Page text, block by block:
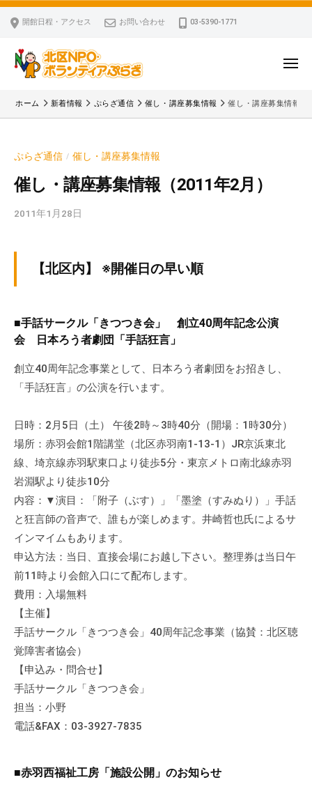
コ
ス
開館日程・アクセス お問い合わせ 03-5390-1771
区
P
・
ボ
ン
ィ
ぷ
ら
ざ
北
P
O
・
ボ
ぷ
ら
」
は
N
P
O
・
ボ
ン
テ
ィ
ア
活
動
の
支
援
や
、
活
関
メ
ー
ホーム 新着情報 ぷらざ通信 催し・講座募集情報 催し・講座募集情報（
ぷらざ通信 / 催し・講座募集情報
催し・講座募集情報（2011年2月）
2011年1月28日
v
d
m
i
【北区内】 ※開催日の早い順
■手話サークル「きつつき会」 創立40周年記念公演
会 日本ろう者劇団「手話狂言」
創立40周年記念事業として、日本ろう者劇団をお招きし、
「手話狂言」の公演を行います。
日時：2月5日（土） 午後2時～3時40分（開場：1時30分）
場所：赤羽会館1階講堂（北区赤羽南1-13-1）JR京浜東北
線、埼京線赤羽駅東口より徒歩5分・東京メトロ南北線赤羽
岩淵駅より徒歩10分
内容：▼演目：「附子（ぶす）」「墨塗（すみぬり）」手話
と狂言師の音声で、誰もが楽しめます。井崎哲也氏によるサ
インマイムもあります。
申込方法：当日、直接会場にお越し下さい。整理券は当日午
前11時より会館入口にて配布します。
費用：入場無料
【主催】
手話サークル「きつつき会」40周年記念事業（協賛：北区聴
覚障害者協会）
【申込み・問合せ】
手話サークル「きつつき会」
担当：小野
電話&FAX：03-3927-7835
■赤羽西福祉工房「施設公開」のお知らせ
区
N
O
・
ラ
ィ
ア
ぷ
ら
ー